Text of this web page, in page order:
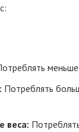
Потреблять
веса: